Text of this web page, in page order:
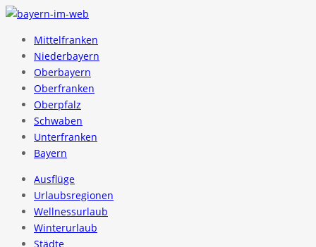
Mittelfranken
Niederbayern
Oberbayern
Oberfranken
Oberpfalz
Schwaben
Unterfranken
Bayern
Ausflüge
Urlaubsregionen
Wellnessurlaub
Winterurlaub
Städte